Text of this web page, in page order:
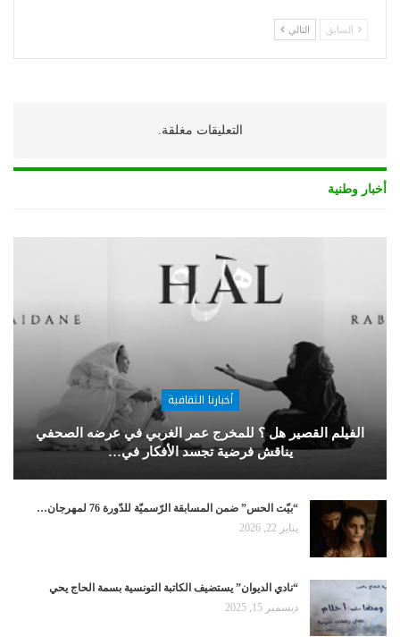
السابق التالي
التعليقات مغلقة.
أخبار وطنية
أخبارنا الثقافية
الفيلم القصير هل ؟ للمخرج عمر الغربي في عرضه الصحفي
يناقش فرضية تجسد الأفكار في…
“بيّت الحس” ضمن المسابقة الرّسميّة للدّورة 76 لمهرجان…
يناير 22, 2026
“نادي الديوان” يستضيف الكاتبة التونسية بسمة الحاج يحي
ديسمبر 15, 2025